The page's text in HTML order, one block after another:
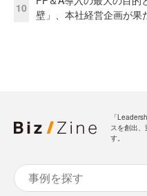
10
壁」、本社経営企画が果
「
スを創出
す。